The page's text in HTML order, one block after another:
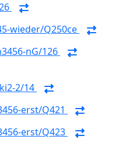
wieder/Q250ce
nG/126
2/14
erst/Q421
erst/Q423